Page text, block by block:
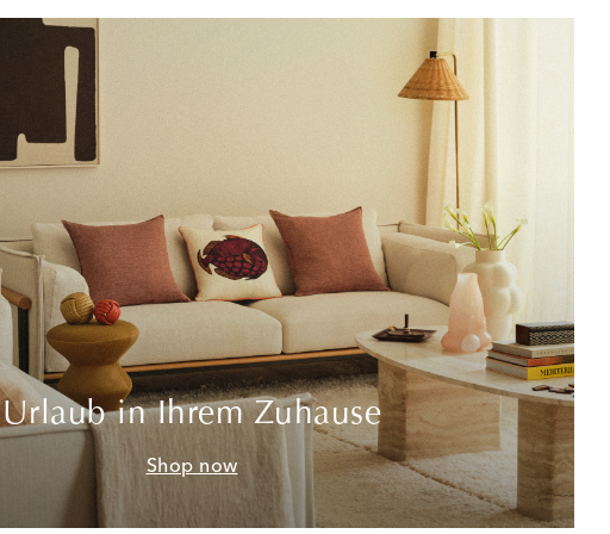
Urlaub in Ihrem Zuhause
Shop now